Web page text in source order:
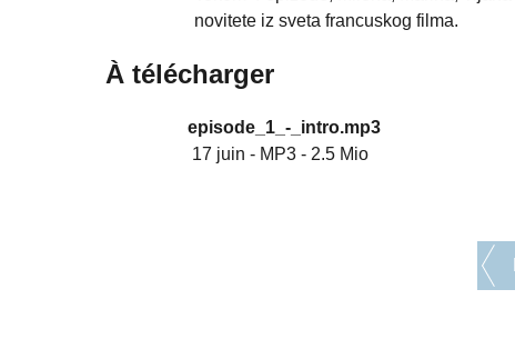
novitete iz sveta francuskog filma.
À télécharger
episode_1_-_intro.mp3
17 juin - MP3 - 2.5 Mio